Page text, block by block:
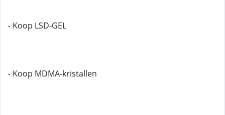
- Koop LSD-GEL
- Koop MDMA-kristallen